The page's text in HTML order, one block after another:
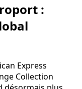
:
Express
Collection